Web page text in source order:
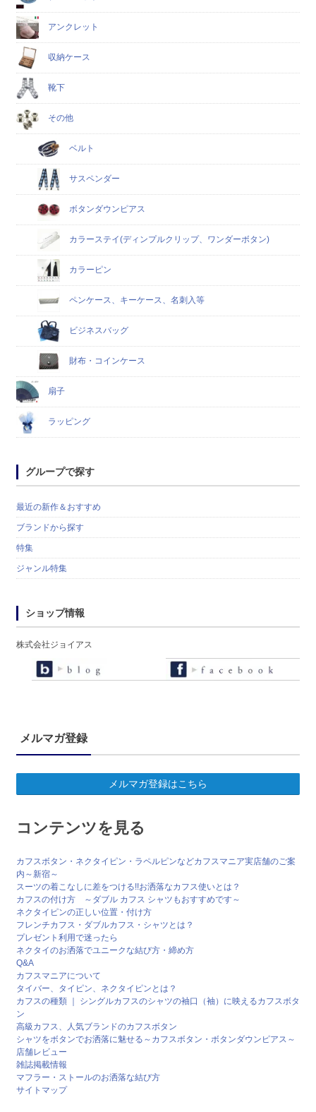
アンクレット
収納ケース
靴下
その他
ベルト
サスペンダー
ボタンダウンピアス
カラーステイ(ディンプルクリップ、ワンダーボタン)
カラーピン
ペンケース、キーケース、名刺入等
ビジネスバッグ
財布・コインケース
扇子
ラッピング
グループで探す
最近の新作＆おすすめ
ブランドから探す
特集
ジャンル特集
ショップ情報
株式会社ジョイアス
メルマガ登録
メルマガ登録はこちら
コンテンツを見る
カフスボタン・ネクタイピン・ラペルピンなどカフスマニア実店舗のご案
内～新宿～
スーツの着こなしに差をつける!!お洒落なカフス使いとは？
カフスの付け方 ～ダブル カフス シャツもおすすめです～
ネクタイピンの正しい位置・付け方
フレンチカフス・ダブルカフス・シャツとは？
プレゼント利用で迷ったら
ネクタイのお洒落でユニークな結び方・締め方
Q&A
カフスマニアについて
タイバー、タイピン、ネクタイピンとは？
カフスの種類 ｜ シングルカフスのシャツの袖口（袖）に映えるカフスボタ
ン
高級カフス、人気ブランドのカフスボタン
シャツをボタンでお洒落に魅せる～カフスボタン・ボタンダウンピアス～
店舗レビュー
雑誌掲載情報
マフラー・ストールのお洒落な結び方
サイトマップ